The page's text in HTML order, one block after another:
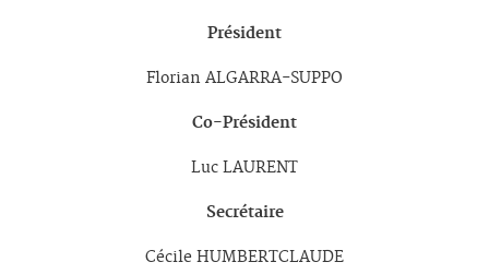
Président
Florian ALGARRA-SUPPO
Co-Président
Luc LAURENT
Secrétaire
Cécile HUMBERTCLAUDE